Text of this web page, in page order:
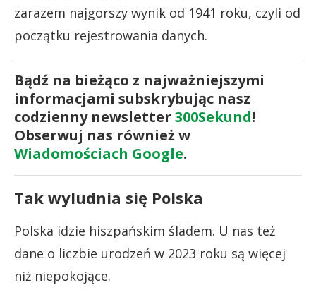
zarazem najgorszy wynik od 1941 roku, czyli od
początku rejestrowania danych.
Bądź na bieżąco z najważniejszymi
informacjami subskrybując nasz
codzienny newsletter 300Sekund!
Obserwuj nas również w
Wiadomościach Google.
Tak wyludnia się Polska
Polska idzie hiszpańskim śladem. U nas też
dane o liczbie urodzeń w 2023 roku są więcej
niż niepokojące.